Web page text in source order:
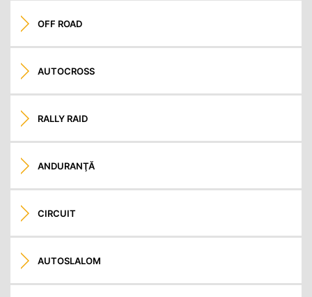
OFF ROAD
AUTOCROSS
RALLY RAID
ANDURANŢĂ
CIRCUIT
AUTOSLALOM